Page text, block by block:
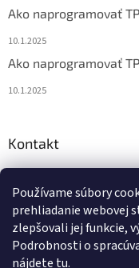
Používame súbory
prehliadanie webovej
zlepšovali jej funkcie,
Podrobnosti o
nájdete tu.
Ako naprogramovať
10.1.2025
Ako naprogramovať
10.1.2025
Kontakt
+421 915 478 199